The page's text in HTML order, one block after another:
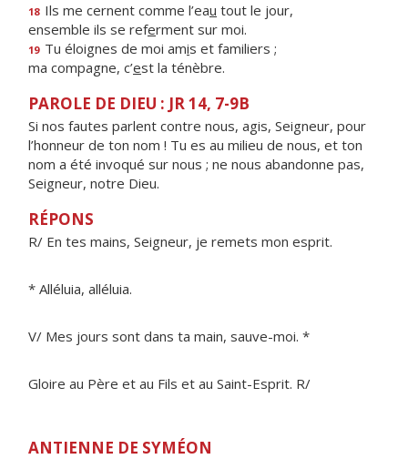
18 Ils me cernent comme l’eau tout le jour,
ensemble ils se referment sur moi.
19 Tu éloignes de moi amis et familiers ;
ma compagne, c’est la ténèbre.
PAROLE DE DIEU : JR 14, 7-9B
Si nos fautes parlent contre nous, agis, Seigneur, pour
l’honneur de ton nom ! Tu es au milieu de nous, et ton
nom a été invoqué sur nous ; ne nous abandonne pas,
Seigneur, notre Dieu.
RÉPONS
R/ En tes mains, Seigneur, je remets mon esprit.
* Alléluia, alléluia.
V/ Mes jours sont dans ta main, sauve-moi. *
Gloire au Père et au Fils et au Saint-Esprit. R/
ANTIENNE DE SYMÉON